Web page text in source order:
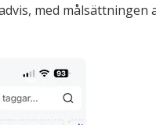
med målsättningen